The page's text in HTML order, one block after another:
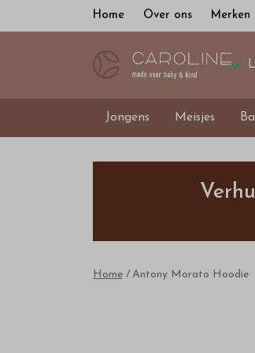
Home Over ons Merken
Jongens Meisjes
Antony
Hoodie
Home Antony Morato Hoodie